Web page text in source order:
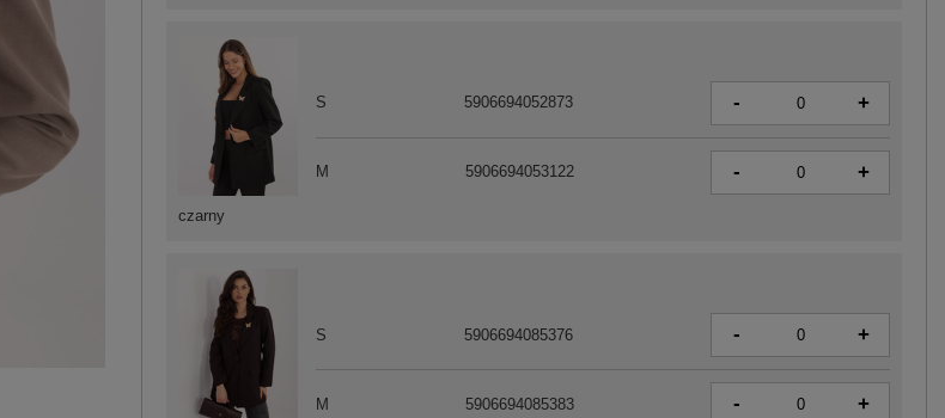
czarny
S 5906694052873 - +
M 5906694053122 - +
S 5906694085376 - +
M 5906694085383 - +